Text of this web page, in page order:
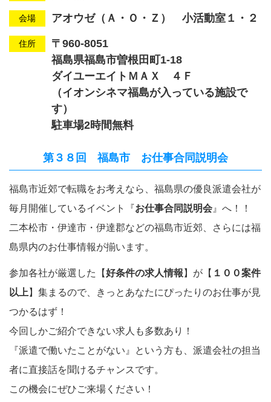
会場 アオウゼ（Ａ・Ｏ・Ｚ） 小活動室１・２
住所
〒960-8051
福島県福島市曽根田町1-18
ダイユーエイトＭＡＸ ４Ｆ
（イオンシネマ福島が入っている施設で
す）
駐車場2時間無料
第３８回 福島市 お仕事合同説明会
福島市近郊で転職をお考えなら、福島県の優良派遣会社が
毎月開催しているイベント『お仕事合同説明会 』へ！！
二本松市・伊達市・伊達郡などの福島市近郊、さらには福
島県内のお仕事情報が揃います。
参加各社が厳選した【好条件の求人情報 】が【 １００案件
以上 】集まるので、きっとあなたにぴったりのお仕事が見
つかるはず！
今回しかご紹介できない求人も多数あり！
『派遣で働いたことがない』という方も、派遣会社の担当
者に直接話を聞けるチャンスです。
この機会にぜひご来場ください！